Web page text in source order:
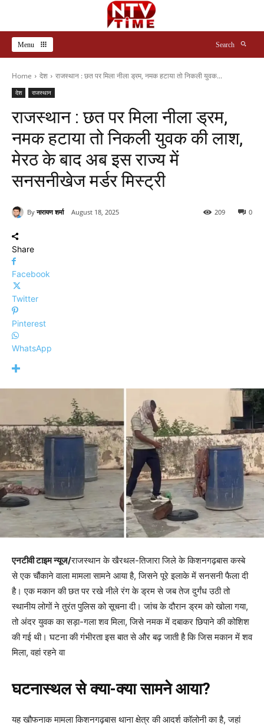
Menu Search
Home देश राजस्थान : छत पर मिला नीला ड्रम, नमक हटाया तो निकली युवक...
देश राजस्थान
राजस्थान : छत पर मिला नीला ड्रम,
नमक हटाया तो निकली युवक की लाश,
मेरठ के बाद अब इस राज्य में
सनसनीखेज मर्डर मिस्ट्री
By नारायण शर्मा August 18, 2025 0
209
Share
Facebook
Twitter
Pinterest
WhatsApp
एनटीवी टाइम न्यूज/राजस्थान के खैरथल-तिजारा जिले के किशनगढ़बास कस्बे
से एक चौंकाने वाला मामला सामने आया है, जिसने पूरे इलाके में सनसनी फैला दी
है। एक मकान की छत पर रखे नीले रंग के ड्रम से जब तेज दुर्गंध उठी तो
स्थानीय लोगों ने तुरंत पुलिस को सूचना दी। जांच के दौरान ड्रम को खोला गया,
तो अंदर युवक का सड़ा-गला शव मिला, जिसे नमक में दबाकर छिपाने की कोशिश
की गई थी। घटना की गंभीरता इस बात से और बढ़ जाती है कि जिस मकान में शव
मिला, वहां रहने वा
घटनास्थल से क्या-क्या सामने आया?
यह खौफनाक मामला किशनगढ़बास थाना क्षेत्र की आदर्श कॉलोनी का है, जहां